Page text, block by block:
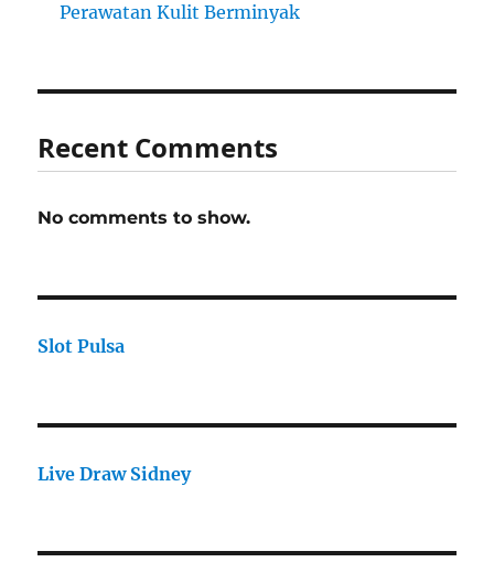
Perawatan Kulit Berminyak
Recent Comments
No comments to show.
Slot Pulsa
Live Draw Sidney